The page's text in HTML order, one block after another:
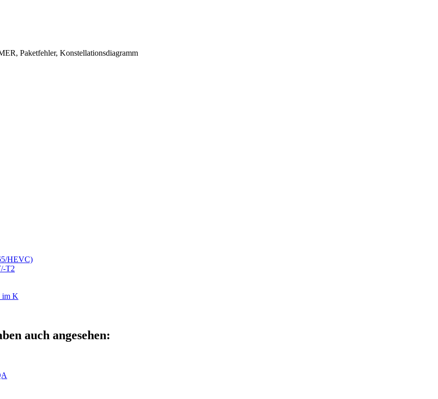
Paketfehler, Konstellationsdiagramm
HEVC)
T2
im K
auch angesehen: